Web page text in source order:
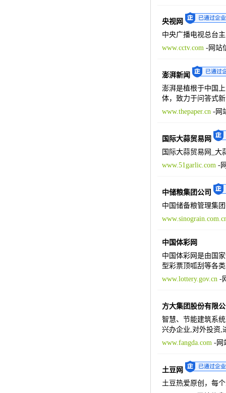
央视网
中央广播电视总台
www.cctv.com-网站
澎湃新闻
澎湃是植根于中国
体，致力于问答式
www.thepaper.cn-网
国际大蒜贸易网
国际大蒜贸易网_大
www.51garlic.com-
中储粮集团公司
中国储备粮管理集
中国体彩网
中国体彩网是由国
型彩票顶呱刮等各
www.lottery.gov.cn-
方大集团股份有限
智慧、节能建筑系
兴办企业,对外投资,
www.fangda.com-网
土豆网
土豆热爱原创，每